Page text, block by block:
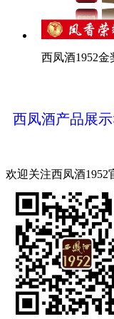
西凤酒1952金
西凤酒产品展
欢迎关注西凤酒1952